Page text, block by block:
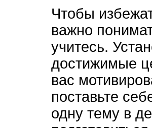
Чтобы
важно
учитесь.
достижимые
вас
поставьте
одну тему в